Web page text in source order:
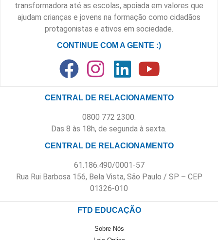
transformadora até as escolas, apoiada em valores que
ajudam crianças e jovens na formação como cidadãos
protagonistas e ativos em sociedade.
CONTINUE COM A GENTE :)
CENTRAL DE RELACIONAMENTO
0800 772 2300.
Das 8 às 18h, de segunda à sexta.
CENTRAL DE RELACIONAMENTO
61.186.490/0001-57
Rua Rui Barbosa 156, Bela Vista, São Paulo / SP – CEP
01326-010
FTD EDUCAÇÃO
Sobre Nós